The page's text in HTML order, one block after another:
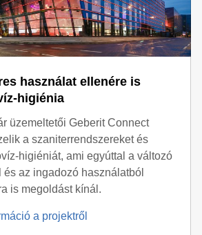
használat ellenére is
higiénia
üzemeltetői Geberit Connect
a szaniterrendszereket és
higiéniát, ami egyúttal a változó
és az ingadozó használatból
is megoldást kínál.
a projektről